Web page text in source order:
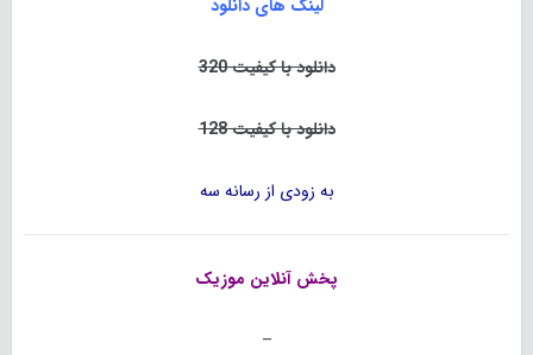
لینک های دانلود
دانلود با کیفیت 320
دانلود با کیفیت 128
به زودی از رسانه سه
پخش آنلاین موزیک
–